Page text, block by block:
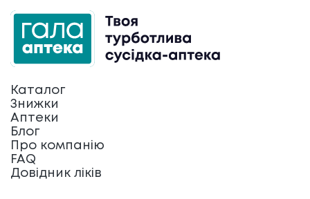
Каталог
Знижки
Аптеки
Блог
Про компанію
FAQ
Довідник ліків